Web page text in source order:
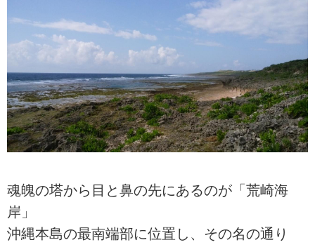
魂魄の塔から目と鼻の先にあるのが「荒崎海
岸」
沖縄本島の最南端部に位置し、その名の通り